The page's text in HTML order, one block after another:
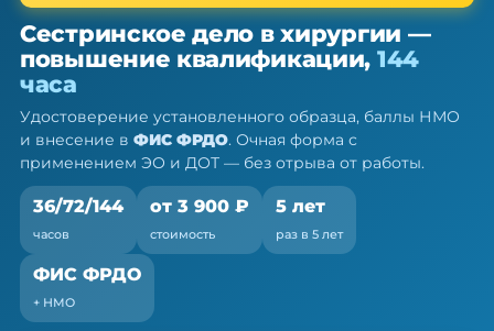
Среднее звено · новая типовая программа
Сестринское дело в хирургии —
ПК, 36/72/144 ч
работы
Сестринское дело в хирургии —
повышение квалификации, 144
часа
Удостоверение установленного образца, баллы НМО
и внесение в ФИС ФРДО. Очная форма с
применением ЭО и ДОТ — без отрыва от работы.
36/72/144
часов
от 3 900 ₽
стоимость
5 лет
раз в 5 лет
ФИС ФРДО
+ НМО